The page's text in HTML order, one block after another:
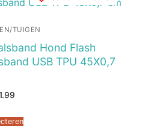
TUIGEN
Hond Flash
USB TPU 45X0,7
€11.99